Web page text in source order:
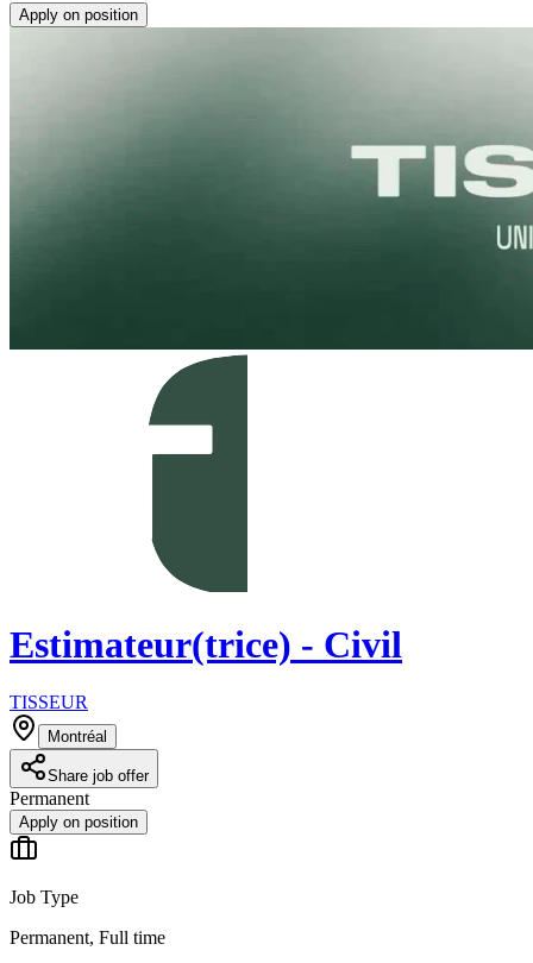
Apply on position
Estimateur(trice) - Civil
TISSEUR
Montréal
Share job offer
Permanent
Apply on position
Job Type
Permanent, Full time